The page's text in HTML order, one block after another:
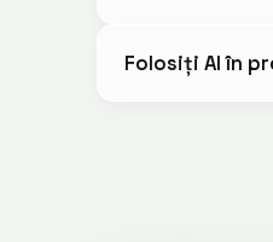
Folosiți AI în